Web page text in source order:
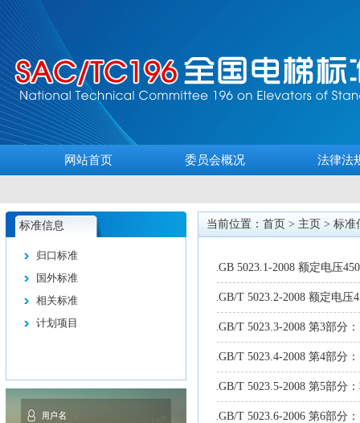
网站首页 委员会概况 法律法
标准信息
归口标准
国外标准
相关标准
计划项目
当前位置：首页 > 主页 >标准
.GB 5023.1-2008 额定电压
.GB/T 5023.2-2008 额定电
.GB/T 5023.3-2008 第3部分
.GB/T 5023.4-2008 第4部分
.GB/T 5023.5-2008 第5部分
.GB/T 5023.6-2006 第6部分